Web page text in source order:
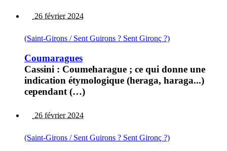
26 février 2024
(Saint-Girons / Sent Guirons ? Sent Gironç ?)
Coumaragues
Cassini : Coumeharague ; ce qui donne une
indication étymologique (heraga, haraga...)
cependant (…)
26 février 2024
(Saint-Girons / Sent Guirons ? Sent Gironç ?)